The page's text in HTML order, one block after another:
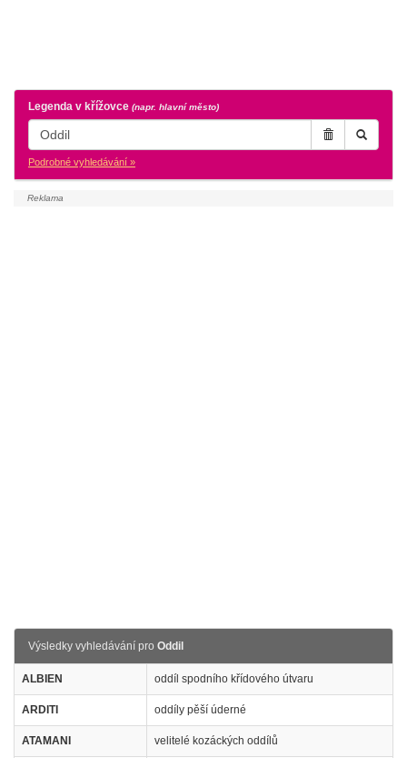
Legenda v křížovce (napr. hlavní město)
Podrobné vyhledávání »
Výsledky vyhledávání pro Oddil
ALBIEN oddíl spodního křídového útvaru
ARDITI oddíly pěší úderné
ATAMANI velitelé kozáckých oddílů